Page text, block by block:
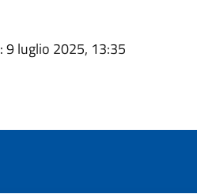
: 9 luglio 2025, 13:35